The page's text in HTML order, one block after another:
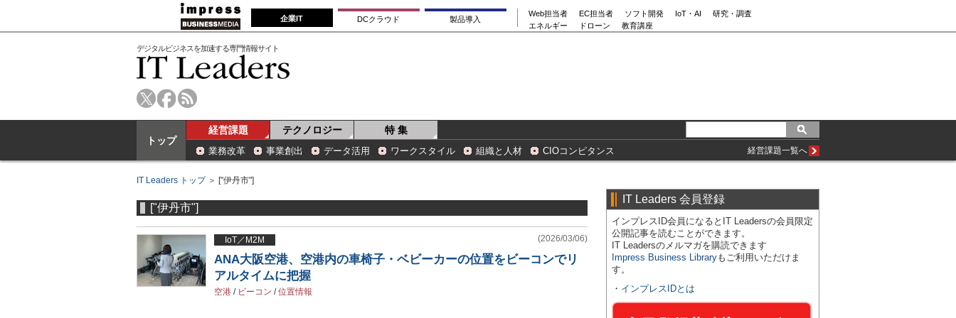
企業IT DCクラウド 製品導入
Web担当者 EC担当者 ソフト開発 IoT・AI
研究・調査
エネルギー
ドローン 教育講座
デジタルビジネスを加速する専門情報サイト
トップ
経営課題 テクノロジー 特 集
業務改革 事業創出 データ活用 ワークスタイル 組織と人材 CIOコンピタンス 経営課題一覧へ
IT Leaders トップ＞ ["伊丹市"]
["伊丹市"]
IoT／M2M (2026/03/06)
ANA大阪空港、空港内の車椅子・ベビーカーの位置をビーコンでリ
アルタイムに把握
空港 / ビーコン /位置情報
IT Leaders 会員登録
インプレスID会員になるとIT Leadersの会員限定
公開記事を読むことができます。
IT Leadersのメルマガを購読できます
Impress Business Libraryもご利用いただけま
す。
・ インプレスIDとは